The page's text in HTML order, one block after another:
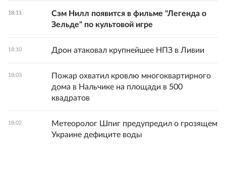
18:11
Сэм Нилл появится в фильме "Легенда о
Зельде" по культовой игре
18:10 Дрон атаковал крупнейшее НПЗ в Ливии
18:03
Пожар охватил кровлю многоквартирного
дома в Нальчике на площади в 500
квадратов
18:02
Метеоролог Шпиг предупредил о грозящем
Украине дефиците воды